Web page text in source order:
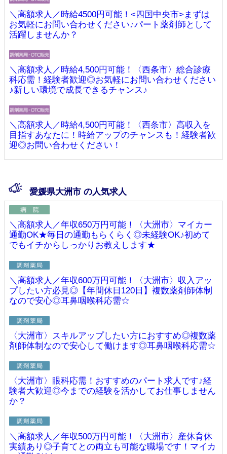
＼高額求人／時給4500円可能！<四国中央市>まずは
お気軽にお問い合わせください♪パート薬剤師として
活躍しませんか？
＼高額求人／時給4,500円可能！〈西条市〉総合診療
科応需！経験者歓迎◎お気軽にお問い合わせください
♪新しい環境で成長できるチャンス♪
＼高額求人／時給4,500円可能！〈西条市〉高収入を
目指すあなたに！時給アップのチャンスも！経験者歓
迎◎お問い合わせください！
愛媛県大洲市 の人気求人
＼高額求人／年収650万円可能！〈大洲市〉マイカー
通勤OK★毎日の通勤もらくらく◎未経験OK♪初めて
でもイチからしっかりお教えします★
＼高額求人／年収600万円可能！〈大洲市〉収入アッ
プしたい方必見◎【年間休日120日】複数薬剤師体制
なので安心◎耳鼻咽喉科応需☆
〈大洲市〉スキルアップしたい方におすすめ◎複数薬
剤師体制なので安心して働けます◎耳鼻咽喉科応需☆
〈大洲市〉眼科応需！おすすめのパート求人です♪経
験者大歓迎◎今までの経験を活かしてお仕事しません
か？
＼高額求人／年収500万円可能！〈大洲市〉産休育休
実績あり◎子育てとの両立も可能な職場です！マイカ